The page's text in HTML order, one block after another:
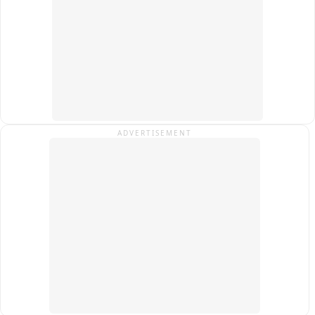
ADVERTISEMENT